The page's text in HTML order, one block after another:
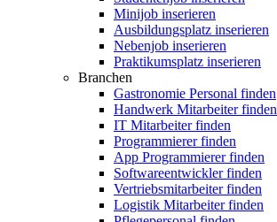
Minijob inserieren
Ausbildungsplatz inserieren
Nebenjob inserieren
Praktikumsplatz inserieren
Branchen
Gastronomie Personal finden
Handwerk Mitarbeiter finden
IT Mitarbeiter finden
Programmierer finden
App Programmierer finden
Softwareentwickler finden
Vertriebsmitarbeiter finden
Logistik Mitarbeiter finden